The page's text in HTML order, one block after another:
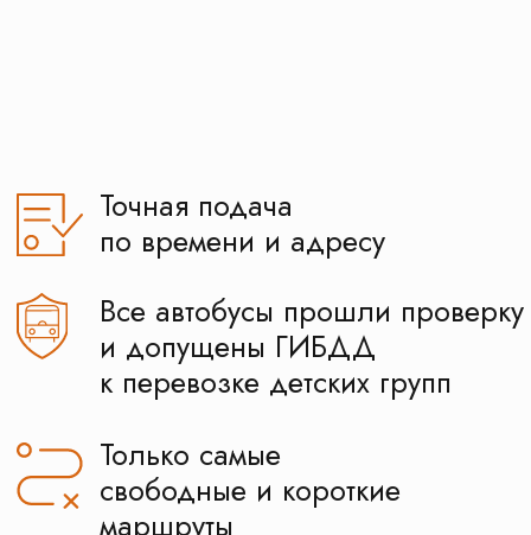
РАССЧИТАТЬ СТОИМОСТЬ
Написать в WhatsApp
свободные и короткие
маршруты
Приятные водители с большим